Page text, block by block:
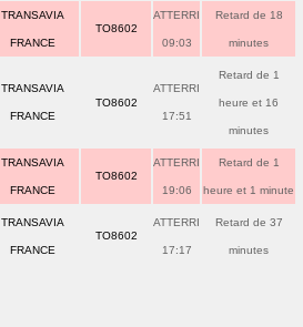
TRANSAVIA
FRANCE
TO8602
ATTERRI
09:03
Retard de 18
minutes
TRANSAVIA
FRANCE
TO8602
ATTERRI
17:51
Retard de 1
heure et 16
minutes
TRANSAVIA
FRANCE
TO8602
ATTERRI
19:06
Retard de 1
heure et 1 minute
TRANSAVIA
FRANCE
TO8602
ATTERRI
17:17
Retard de 37
minutes